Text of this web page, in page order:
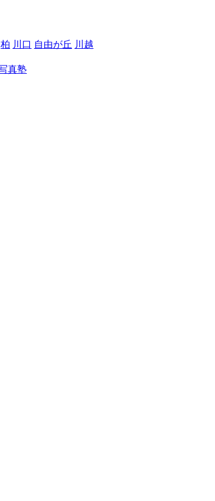
柏 川口 自由が丘 川越
真塾